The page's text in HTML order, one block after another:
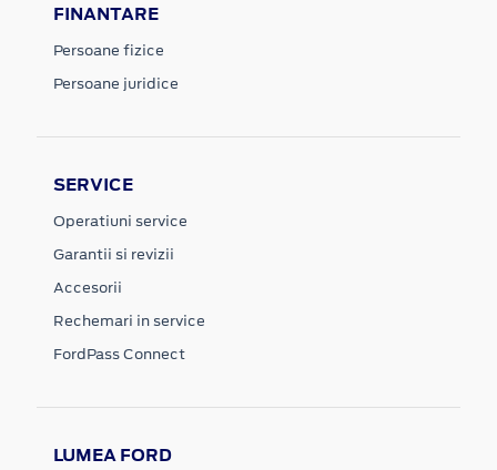
FINANTARE
Persoane fizice
Persoane juridice
SERVICE
Operatiuni service
Garantii si revizii
Accesorii
Rechemari in service
FordPass Connect
LUMEA FORD